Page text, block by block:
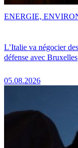
L’Italie va négocier
défense avec Bruxelles
05.08.2026
ENERGIE,